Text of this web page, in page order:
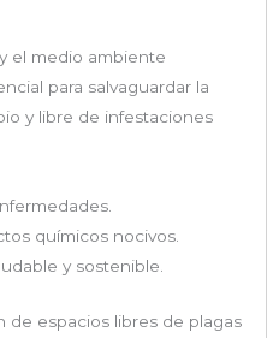
el medio ambiente
para salvaguardar la
y libre de infestaciones
químicos nocivos.
y sostenible.
de espacios libres de plagas